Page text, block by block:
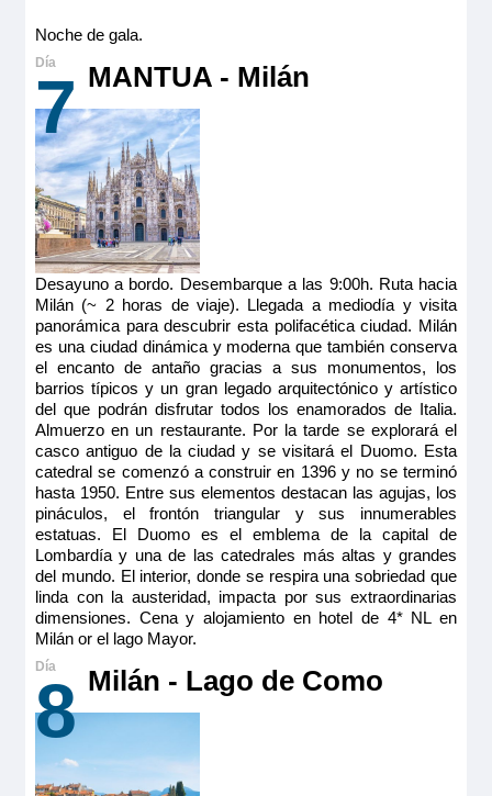
Noche de gala.
7 MANTUA - Milán
Desayuno a bordo. Desembarque a las 9:00h. Ruta hacia
Milán (~ 2 horas de viaje). Llegada a mediodía y visita
panorámica para descubrir esta polifacética ciudad. Milán
es una ciudad dinámica y moderna que también conserva
el encanto de antaño gracias a sus monumentos, los
barrios típicos y un gran legado arquitectónico y artístico
del que podrán disfrutar todos los enamorados de Italia.
Almuerzo en un restaurante. Por la tarde se explorará el
casco antiguo de la ciudad y se visitará el Duomo. Esta
catedral se comenzó a construir en 1396 y no se terminó
hasta 1950. Entre sus elementos destacan las agujas, los
pináculos, el frontón triangular y sus innumerables
estatuas. El Duomo es el emblema de la capital de
Lombardía y una de las catedrales más altas y grandes
del mundo. El interior, donde se respira una sobriedad que
linda con la austeridad, impacta por sus extraordinarias
dimensiones. Cena y alojamiento en hotel de 4* NL en
Milán or el lago Mayor.
8 Milán - Lago de Como